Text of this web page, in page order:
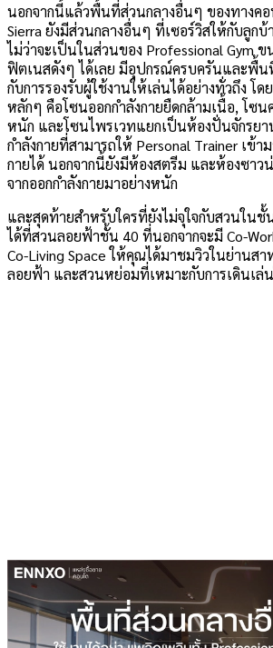
นอกจากนี้แล้วพื้นที่ส่วนกลางอื่นๆ ของทางคอ
Sierra ยังมีส่วนกลางอื่นๆ ที่เซอร์วิสให้กับลูก
ไม่ว่าจะเป็นในส่วนของ Professional Gym
ฟิตเนสดังๆ ได้เลย มีอุปกรณ์ครบครันและพื้
กับการรองรับผู้ใช้งานให้เล่นได้อย่างทั่วถึง โ
หลักๆ คือโซนออกกำลังกายยืดกล้ามเนื้อ, โซน
หนัก และโซนไพรเวทแยกเป็นห้องปั่นจักรยา
กำลังกายที่สามารถให้ Personal Trainer เข้า
กายได้ นอกจากนี้ยังมีห้องสตรีม และห้องซาว
จากออกกำลังกายมาอย่างหนัก
และสุดท้ายสำหรับใครที่ยังไม่จุใจกับสวนในชั้
ได้ที่สวนลอยฟ้าชั้น 40 ที่นอกจากจะมี Co-
Co-Living Space ให้คุณได้มาชมวิวในย่านส
ลอยฟ้า และสวนหย่อมที่เหมาะกับการเดินเล่